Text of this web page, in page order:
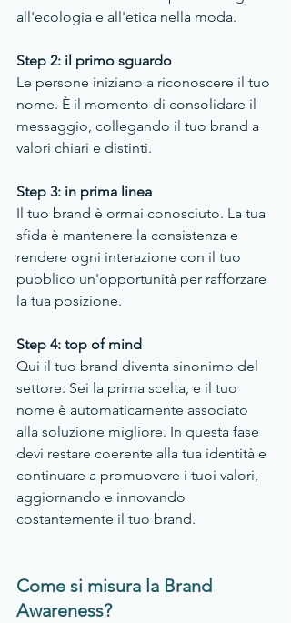
all'ecologia e all'etica nella moda.
Step 2: il primo sguardo
Le persone iniziano a riconoscere il tuo
nome. È il momento di consolidare il
messaggio, collegando il tuo brand a
valori chiari e distinti.
Step 3: in prima linea
Il tuo brand è ormai conosciuto. La tua
sfida è mantenere la consistenza e
rendere ogni interazione con il tuo
pubblico un'opportunità per rafforzare
la tua posizione.
Step 4: top of mind
Qui il tuo brand diventa sinonimo del
settore. Sei la prima scelta, e il tuo
nome è automaticamente associato
alla soluzione migliore. In questa fase
devi restare coerente alla tua identità e
continuare a promuovere i tuoi valori,
aggiornando e innovando
costantemente il tuo brand.
Come si misura la Brand
Awareness?